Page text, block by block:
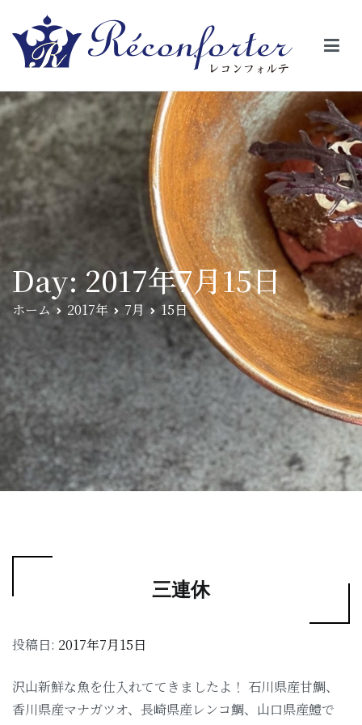
【レコンフォルテ】吹田・千里山/フレンチ（フラ
ンス料理）
絵の様に見える。そんな空間で、ゆっくり素材そのものの旨さを閉
じ込めたフレンチを・・・・・。
Day: 2017年7月15日
ホーム 2017年 7月 15日
三連休
投稿日: 2017年7月15日
沢山新鮮な魚を仕入れててきましたよ！ 石川県産甘鯛、
香川県産マナガツオ、長崎県産レンコ鯛、山口県産鱧で